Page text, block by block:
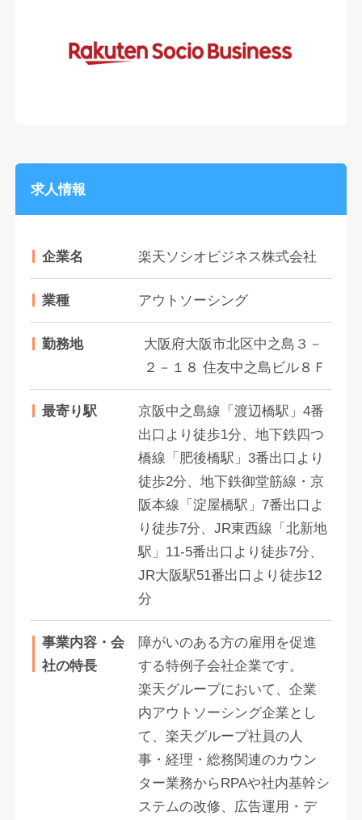
求人情報
企業名 楽天ソシオビジネス株式会社
業種 アウトソーシング
勤務地
大阪府大阪市北区中之島３－
２－１８ 住友中之島ビル８Ｆ
最寄り駅
京阪中之島線「渡辺橋駅」4番
出口より徒歩1分、地下鉄四つ
橋線「肥後橋駅」3番出口より
徒歩2分、地下鉄御堂筋線・京
阪本線「淀屋橋駅」7番出口よ
り徒歩7分、JR東西線「北新地
駅」11-5番出口より徒歩7分、
JR大阪駅51番出口より徒歩12
分
事業内容・会
社の特長
障がいのある方の雇用を促進
する特例子会社企業です。
楽天グループにおいて、企業
内アウトソーシング企業とし
て、楽天グループ社員の人
事・経理・総務関連のカウン
ター業務からRPAや社内基幹シ
ステムの改修、広告運用・デ